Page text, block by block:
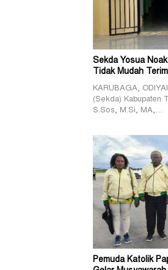
Sekda Yosua
Tidak Mudah
KARUBAGA,
(Sekda) Kabupaten
S.Sos, M.Si, MA,…
Pemuda Katolik